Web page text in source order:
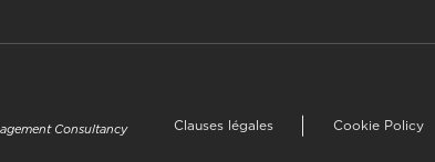
Consultancy
Clauses légales Cookie Policy